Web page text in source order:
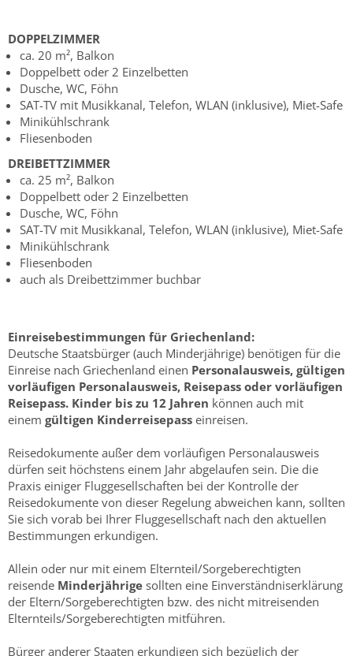
DOPPELZIMMER
ca. 20 m², Balkon
Doppelbett oder 2 Einzelbetten
Dusche, WC, Föhn
SAT-TV mit Musikkanal, Telefon, WLAN (inklusive), Miet-Safe
Minikühlschrank
Fliesenboden
DREIBETTZIMMER
ca. 25 m², Balkon
Doppelbett oder 2 Einzelbetten
Dusche, WC, Föhn
SAT-TV mit Musikkanal, Telefon, WLAN (inklusive), Miet-Safe
Minikühlschrank
Fliesenboden
auch als Dreibettzimmer buchbar
Einreisebestimmungen für Griechenland:
Deutsche Staatsbürger (auch Minderjährige) benötigen für die
Einreise nach Griechenland einen Personalausweis, gültigen
vorläufigen Personalausweis, Reisepass oder vorläufigen
Reisepass. Kinder bis zu 12 Jahren können auch mit
einem gültigen Kinderreisepass einreisen.
Reisedokumente außer dem vorläufigen Personalausweis
dürfen seit höchstens einem Jahr abgelaufen sein. Die die
Praxis einiger Fluggesellschaften bei der Kontrolle der
Reisedokumente von dieser Regelung abweichen kann, sollten
Sie sich vorab bei Ihrer Fluggesellschaft nach den aktuellen
Bestimmungen erkundigen.
Allein oder nur mit einem Elternteil/Sorgeberechtigten
reisende Minderjährige sollten eine Einverständniserklärung
der Eltern/Sorgeberechtigten bzw. des nicht mitreisenden
Elternteils/Sorgeberechtigten mitführen.
Bürger anderer Staaten erkundigen sich bezüglich der